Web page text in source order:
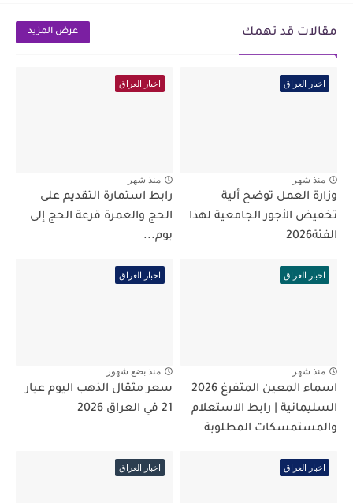
مقالات قد تهمك عرض المزيد
اخبار العراق
منذ شهر
وزارة العمل توضح ألية
تخفيض الأجور الجامعية لهذا
الفئة2026
اخبار العراق
منذ شهر
رابط استمارة التقديم على
الحج والعمرة قرعة الحج إلى
يوم...
اخبار العراق
منذ شهر
اسماء المعين المتفرغ 2026
السليمانية | رابط الاستعلام
والمستمسكات المطلوبة
اخبار العراق
منذ بضع شهور
سعر مثقال الذهب اليوم عيار
21 في العراق 2026
اخبار العراق اخبار العراق